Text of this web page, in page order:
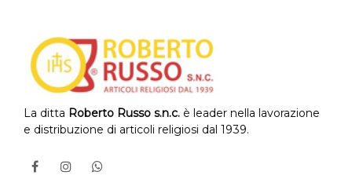
La ditta Roberto Russo s.n.c. è leader nella lavorazione
e distribuzione di articoli religiosi dal 1939.